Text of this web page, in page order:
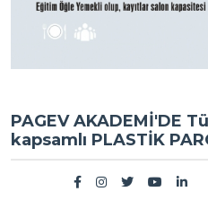
PAGEV AKADEMİ'DE
kapsamlı PLASTİK